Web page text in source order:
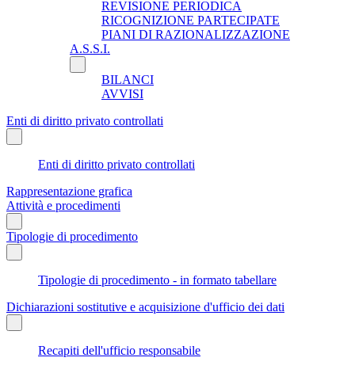
REVISIONE PERIODICA
RICOGNIZIONE PARTECIPATE
PIANI DI RAZIONALIZZAZIONE
A.S.S.I.
BILANCI
AVVISI
Enti di diritto privato controllati
Enti di diritto privato controllati
Rappresentazione grafica
Attività e procedimenti
Tipologie di procedimento
Tipologie di procedimento - in formato tabellare
Dichiarazioni sostitutive e acquisizione d'ufficio dei dati
Recapiti dell'ufficio responsabile